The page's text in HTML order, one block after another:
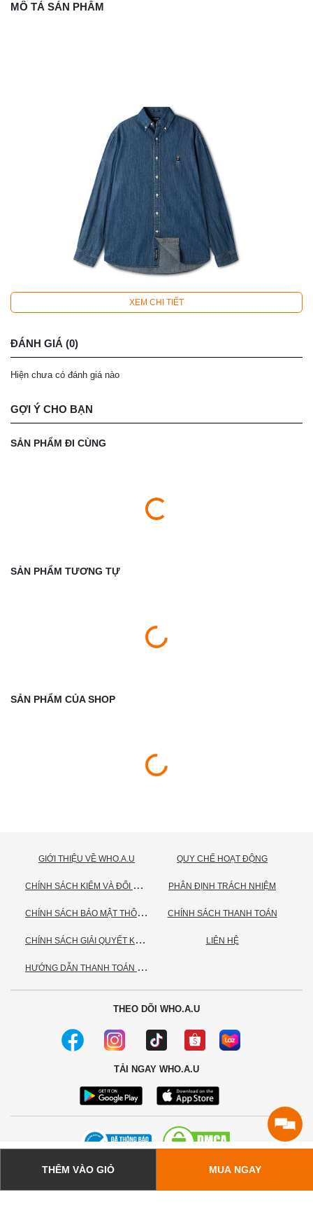
MÔ TẢ SẢN PHẨM
XEM CHI TIẾT
ĐÁNH GIÁ (0)
Hiện chưa có đánh giá nào
GỢI Ý CHO BẠN
SẢN PHẨM ĐI CÙNG
SẢN PHẨM TƯƠNG TỰ
SẢN PHẨM CỦA SHOP
THÊM VÀO GIỎ MUA NGAY
GIỚI THIỆU VỀ WHO.A.U
C
HÍNH SÁCH KIỂM VÀ ĐỔI TRẢ HÀNG
C
HÍNH SÁCH BẢO MẬT THÔNG TIN CÁ NHÂN
C
HÍNH SÁCH GIẢI QUYẾT KHIẾU NẠI
H
ƯỚNG DẪN THANH TOÁN VNPAY
QUY CHẾ HOẠT ĐỘNG
PHÂN ĐỊNH TRÁCH NHIỆM
CHÍNH SÁCH THANH TOÁN
LIÊN HỆ
THEO DÕI WHO.A.U
TẢI NGAY WHO.A.U
© 2020 - Bản quyền thuộc về Công ty TNHH TC Commerce